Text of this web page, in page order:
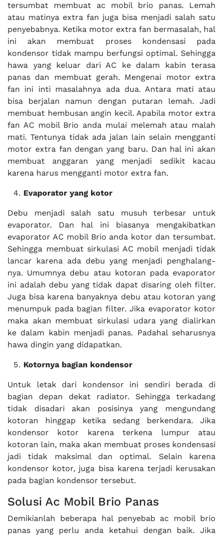
tersumbat membuat ac mobil brio panas. Lemah
atau matinya extra fan juga bisa menjadi salah satu
penyebabnya. Ketika motor extra fan bermasalah, hal
ini akan membuat proses kondensasi pada
kondensor tidak mampu berfungsi optimal. Sehingga
hawa yang keluar dari AC ke dalam kabin terasa
panas dan membuat gerah. Mengenai motor extra
fan ini inti masalahnya ada dua. Antara mati atau
bisa berjalan namun dengan putaran lemah. Jadi
membuat hembusan angin kecil. Apabila motor extra
fan AC mobil Brio anda mulai melemah atau malah
mati. Tentunya tidak ada jalan lain selain mengganti
motor extra fan dengan yang baru. Dan hal ini akan
membuat anggaran yang menjadi sedikit kacau
karena harus mengganti motor extra fan.
Evaporator yang kotor
Debu menjadi salah satu musuh terbesar untuk
evaporator. Dan hal ini biasanya mengakibatkan
evaporator AC mobil Brio anda kotor dan tersumbat.
Sehingga membuat sirkulasi AC mobil menjadi tidak
lancar karena ada debu yang menjadi penghalang-
nya. Umumnya debu atau kotoran pada evaporator
ini adalah debu yang tidak dapat disaring oleh filter.
Juga bisa karena banyaknya debu atau kotoran yang
menumpuk pada bagian filter. Jika evaporator kotor
maka akan membuat sirkulasi udara yang dialirkan
ke dalam kabin menjadi panas. Padahal seharusnya
hawa dingin yang didapatkan.
Kotornya bagian kondensor
Untuk letak dari kondensor ini sendiri berada di
bagian depan dekat radiator. Sehingga terkadang
tidak disadari akan posisinya yang mengundang
kotoran hinggap ketika sedang berkendara. Jika
kondensor kotor karena terkena lumpur atau
kotoran lain, maka akan membuat proses kondensasi
jadi tidak maksimal dan optimal. Selain karena
kondensor kotor, juga bisa karena terjadi kerusakan
pada bagian kondensor tersebut.
Solusi Ac Mobil Brio Panas
Demikianlah beberapa hal penyebab ac mobil brio
panas yang perlu anda ketahui dengan baik. Jika